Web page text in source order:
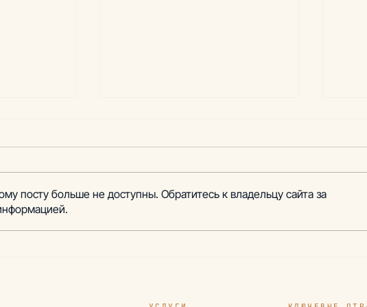
Подготовка заявки на
посту больше не доступны. Обратитесь к владельцу сайта за